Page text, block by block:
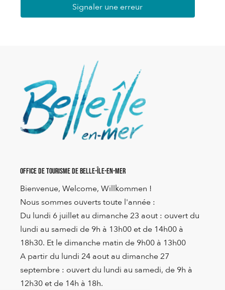
Signaler une erreur
Office de Tourisme de Belle-Île-en-Mer
Bienvenue, Welcome, Willkommen !
Nous sommes ouverts toute l'année :
Du lundi 6 juillet au dimanche 23 aout : ouvert du
lundi au samedi de 9h à 13h00 et de 14h00 à
18h30. Et le dimanche matin de 9h00 à 13h00
A partir du lundi 24 aout au dimanche 27
septembre : ouvert du lundi au samedi, de 9h à
12h30 et de 14h à 18h.